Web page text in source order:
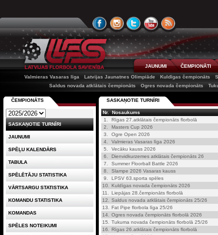
JAUNUMI
ČEMPIONĀTI
Valmieras Vasaras līga
Latvijas Jaunatnes Olimpiāde Kuldīgas čempionāts
Saldus novada atklātais čempionāts
Ogres novada čempionāts
SASKAŅOTIE TURNĪRI
Nr. Nosaukums
1.
Rīgas 27.atklātais čempionāts florbolā
2.
Masters Cup 2026
3.
Ogre Open 2026
4.
Valmieras Vasaras līga 2026
5.
Vecāku kauss 2026
6.
Dienvidkurzemes atklātais čempionāts 26
7.
Summer Floorball Battle 2026
8.
Slampe 2026 Vasaras kauss
9.
LPSV 63.sporta spēles
10.
Kuldīgas novada čempionāts 2026
11.
Liepājas 28.čempionāts florbolā
12.
Saldus novada atklātais čempionāts 25/26
13.
Fat Pipe florbola līga 25/26
14.
Ogres novada čempionāts florbolā 2026
15.
Tukuma novada čempionāts florbolā 25/26
16.
Rīgas 26.atklātais čempionāts florbolā
ČEMPIONĀTS
SASKAŅOTIE TURNĪRI
JAUNUMI
SPĒĻU KALENDĀRS
TABULA
SPĒLĒTĀJU STATISTIKA
VĀRTSARGU STATISTIKA
KOMANDU STATISTIKA
KOMANDAS
SPĒLES NOTEIKUMI